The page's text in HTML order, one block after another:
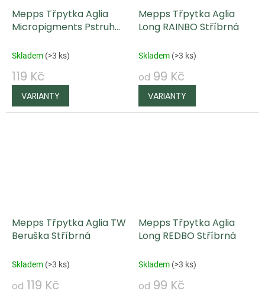
Mepps Třpytka Aglia
Micropigments Pstruh
Skladem (>3 ks)
119 Kč
Mepps Třpytka Aglia
Long RAINBO Stříbrná
Skladem (>3 ks)
od 99 Kč
Mepps Třpytka Aglia TW
Beruška Stříbrná
Skladem (>3 ks)
od 119 Kč
Mepps Třpytka Aglia
Long REDBO Stříbrná
Skladem (>3 ks)
od 99 Kč